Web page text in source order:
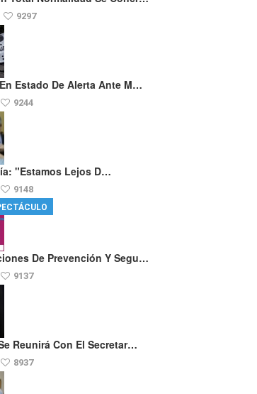
9297
Estado De Alerta Ante M…
9244
"Estamos Lejos D…
9148
De Prevención Y Segu…
9137
Reunirá Con El Secretar…
8937